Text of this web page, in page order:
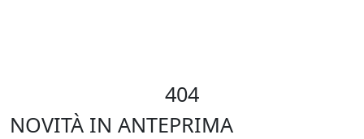
404
NOVITÀ IN ANTEPRIMA